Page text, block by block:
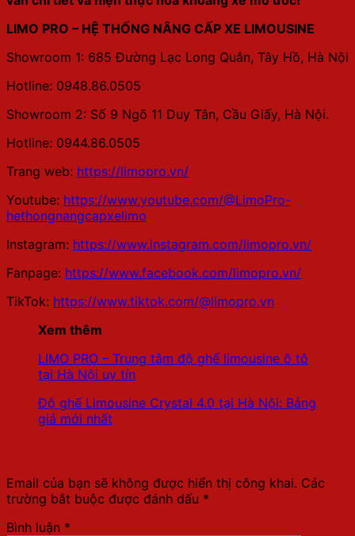
LIMO PRO – HỆ THỐNG NÂNG CẤP XE LIMOUSINE
Showroom 1: 685 Đường Lạc Long Quân, Tây Hồ, Hà Nội
Hotline: 0948.86.0505
Showroom 2: Số 9 Ngõ 11 Duy Tân, Cầu Giấy, Hà Nội.
Hotline: 0944.86.0505
Trang web: https://limopro.vn/
Youtube: https://www.youtube.com/@LimoPro-
hethongnangcapxelimo
Instagram: https://www.instagram.com/limopro.vn/
Fanpage: https://www.facebook.com/limopro.vn/
TikTok: https://www.tiktok.com/@limopro.vn
Xem thêm
LIMO PRO – Trung tâm độ ghế limousine ô tô
tại Hà Nội uy tín
Độ ghế Limousine Crystal 4.0 tại Hà Nội: Bảng
giá mới nhất
Email của bạn sẽ không được hiển thị công khai. Các
trường bắt buộc được đánh dấu *
Bình luận *